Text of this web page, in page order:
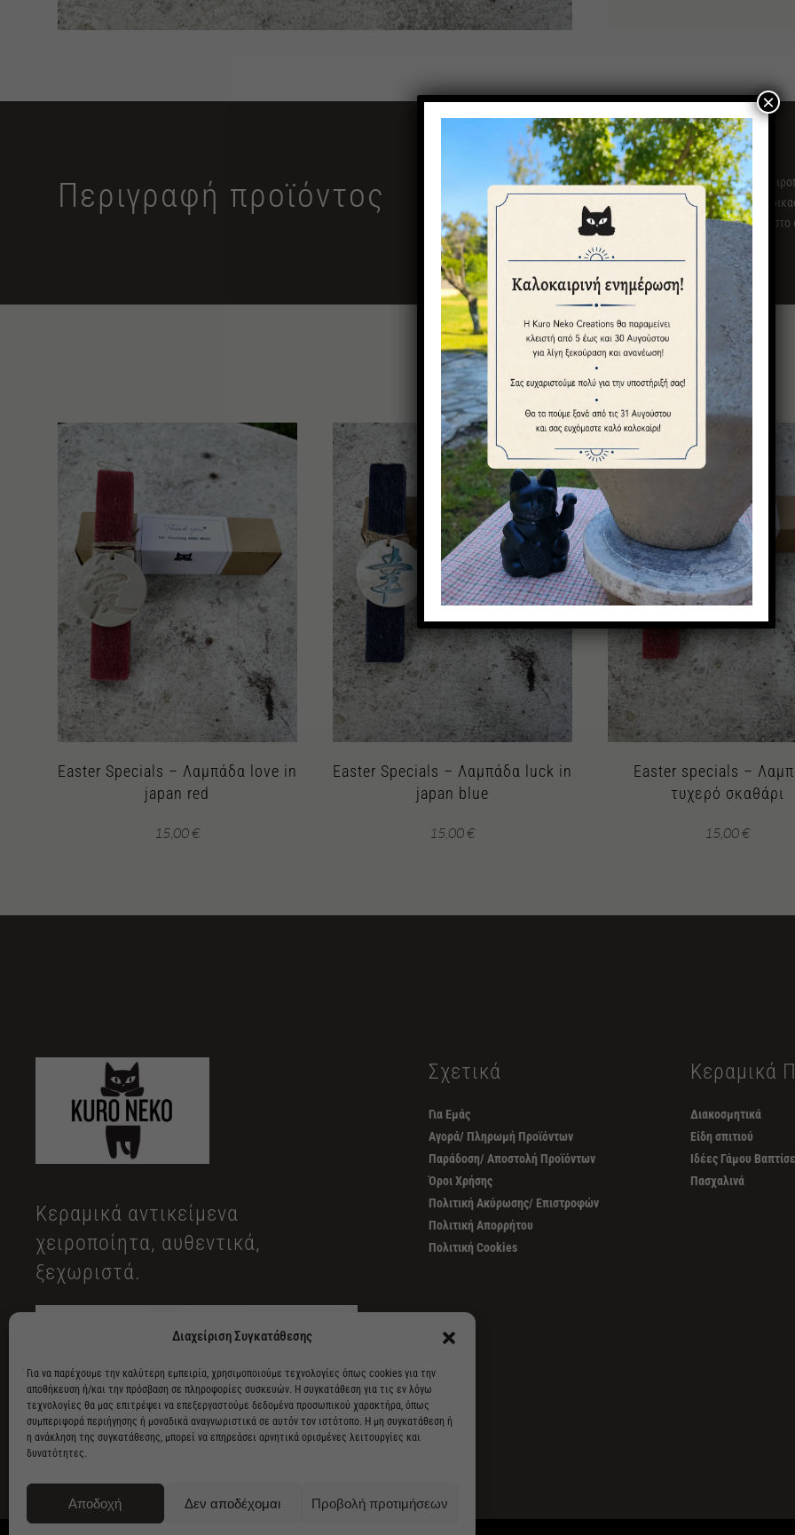
Διαχείριση Συγκατάθεσης
Για να παρέχουμε την καλύτερη εμπειρία, χρησιμοποιούμε τεχνολογίες όπως cookies για την
αποθήκευση ή/και την πρόσβαση σε πληροφορίες συσκευών. Η συγκατάθεση για τις εν λόγω
τεχνολογίες θα μας επιτρέψει να επεξεργαστούμε δεδομένα προσωπικού χαρακτήρα, όπως
συμπεριφορά περιήγησης ή μοναδικά αναγνωριστικά σε αυτόν τον ιστότοπο. Η μη συγκατάθεση ή
η ανάκληση της συγκατάθεσης, μπορεί να επηρεάσει αρνητικά ορισμένες λειτουργίες και
δυνατότητες.
Αποδοχή Δεν αποδέχομαι Προβολή προτιμήσεων
Περιγραφή προϊόντος
Λαμπάδα λευκή, αρωματική με
Θυμηθείτε ότι η χειροποίητη
διαφοροποιήσεις στο χρώμα και
Μπορεί να σας αρέσουν
Easter Specials – Λαμπάδα love in
japan red
15,00€
Easter Specials – Λαμπάδα luck in
japan blue
15,00€
Easter specials –
τυχερό σκαθάρι
15,00€
Κεραμικά αντικείμενα
χειροποίητα, αυθεντικά,
ξεχωριστά.
Σχετικά
Για Εμάς
Αγορά/ Πληρωμή Προϊόντων
Παράδοση/ Αποστολή Προϊόντων
Όροι Χρήσης
Πολιτική Ακύρωσης/ Επιστροφών
Πολιτική Απορρήτου
Πολιτική Cookies
Κεραμικά
Διακοσμητικά
Είδη σπιτιού
Ιδέες Γάμου
Πασχαλινά
×